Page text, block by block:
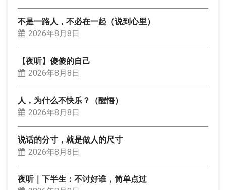
不是一路人，不必在一起（说到心里）
2026年8月8日
【夜听】傻傻的自己
2026年8月8日
人，为什么不快乐？（醒悟）
2026年8月8日
说话的分寸，就是做人的尺寸
2026年8月8日
夜听｜下半生：不讨好谁，简单点过